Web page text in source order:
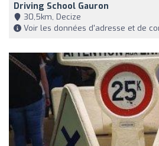
Driving School Gauron
30,5km, Decize
Voir les données d'adresse et de